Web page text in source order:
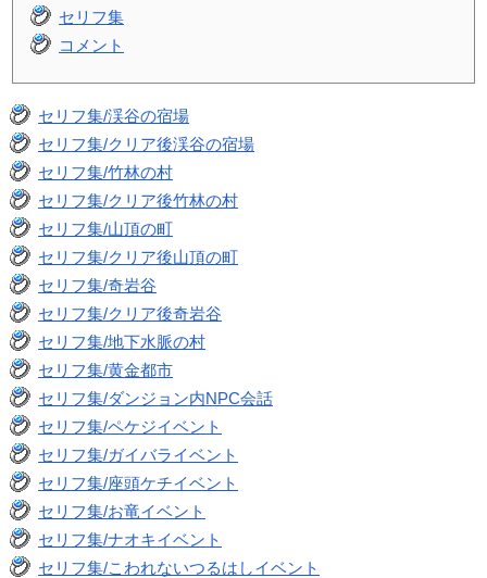
セリフ集
コメント
セリフ集/渓谷の宿場
セリフ集/クリア後渓谷の宿場
セリフ集/竹林の村
セリフ集/クリア後竹林の村
セリフ集/山頂の町
セリフ集/クリア後山頂の町
セリフ集/奇岩谷
セリフ集/クリア後奇岩谷
セリフ集/地下水脈の村
セリフ集/黄金都市
セリフ集/ダンジョン内NPC会話
セリフ集/ペケジイベント
セリフ集/ガイバライベント
セリフ集/座頭ケチイベント
セリフ集/お竜イベント
セリフ集/ナオキイベント
セリフ集/こわれないつるはしイベント